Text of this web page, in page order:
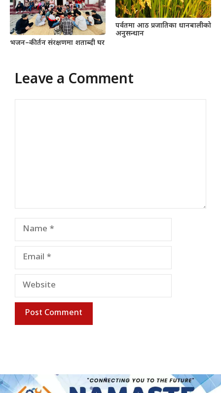
भजन–कीर्तन संरक्षणमा शताब्दी घर
पर्वतमा आठ प्रजातिका धानबालीको
अनुसन्धान
Leave a Comment
Name
Email
Website